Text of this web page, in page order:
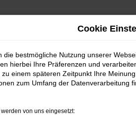
Cookie
die bestmögliche Nutzung unserer
hierbei Ihre Präferenzen und
einem späteren Zeitpunkt Ihre
zum Umfang der Datenverarbeitung
von uns eingesetzt: